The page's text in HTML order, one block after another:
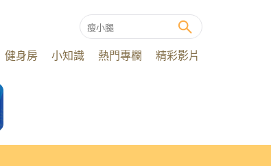
健身房 小知識 熱門專欄 精彩影片